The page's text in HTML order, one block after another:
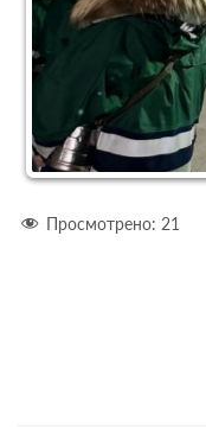
Просмотрено: 21